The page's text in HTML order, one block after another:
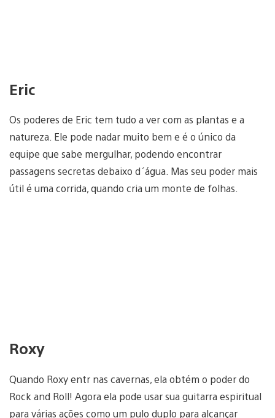
Eric
Os poderes de Eric tem tudo a ver com as plantas e a
natureza. Ele pode nadar muito bem e é o único da
equipe que sabe mergulhar, podendo encontrar
passagens secretas debaixo d´água. Mas seu poder mais
útil é uma corrida, quando cria um monte de folhas.
Roxy
Quando Roxy entr nas cavernas, ela obtém o poder do
Rock and Roll! Agora ela pode usar sua guitarra espiritual
para várias ações como um pulo duplo para alcançar